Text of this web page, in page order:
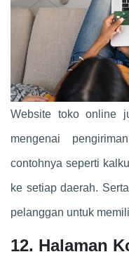
Website toko online
mengenai
contohnya seperti
ke setiap daerah.
pelanggan untuk
12. Halaman